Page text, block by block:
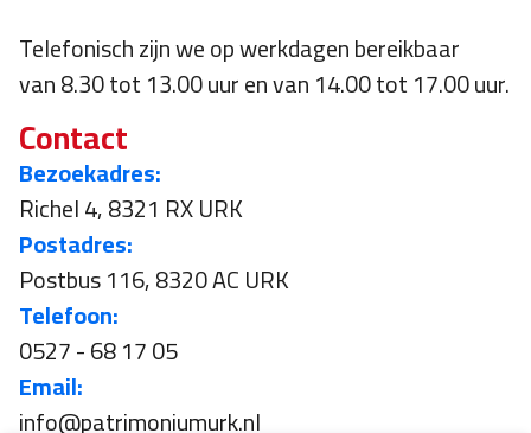
Telefonisch zijn we op werkdagen bereikbaar
van 8.30 tot 13.00 uur en van 14.00 tot 17.00 uur.
Contact
Bezoekadres:
Richel 4, 8321 RX URK
Postadres:
Postbus 116, 8320 AC URK
Telefoon:
0527 - 68 17 05
Email:
info@patrimoniumurk.nl